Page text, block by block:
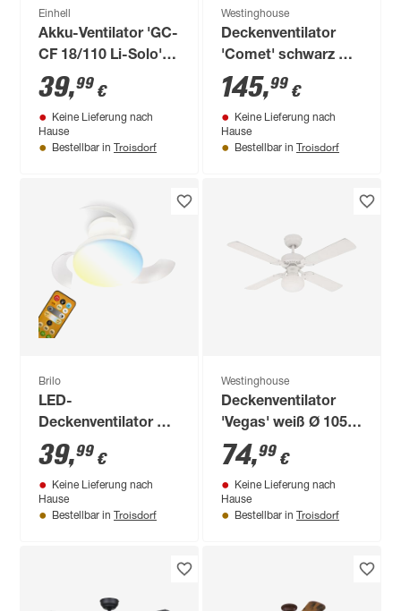
Einhell
Akku-Ventilator 'GC-
CF 18/110 Li-Solo'
ohne Akku und
Ladegerät
39,99 €
Keine Lieferung nach
Hause
Bestellbar in Troisdorf
Westinghouse
Deckenventilator
'Comet' schwarz Ø
132 cm
145,99 €
Keine Lieferung nach
Hause
Bestellbar in Troisdorf
Brilo
LED-
Deckenventilator mit
Beleuchtung 'Ravan'
dimmbar 1300 lm
RGB - tunable white
Ø 44 x 16,5 cm
39,99 €
Keine Lieferung nach
Hause
Bestellbar in Troisdorf
Westinghouse
Deckenventilator
'Vegas' weiß Ø 105
cm
74,99 €
Keine Lieferung nach
Hause
Bestellbar in Troisdorf